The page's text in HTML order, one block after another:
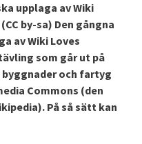
upplaga av Wiki
by-sa) Den gångna
av Wiki Loves
som går ut på
och fartyg
Commons (den
På så sätt kan